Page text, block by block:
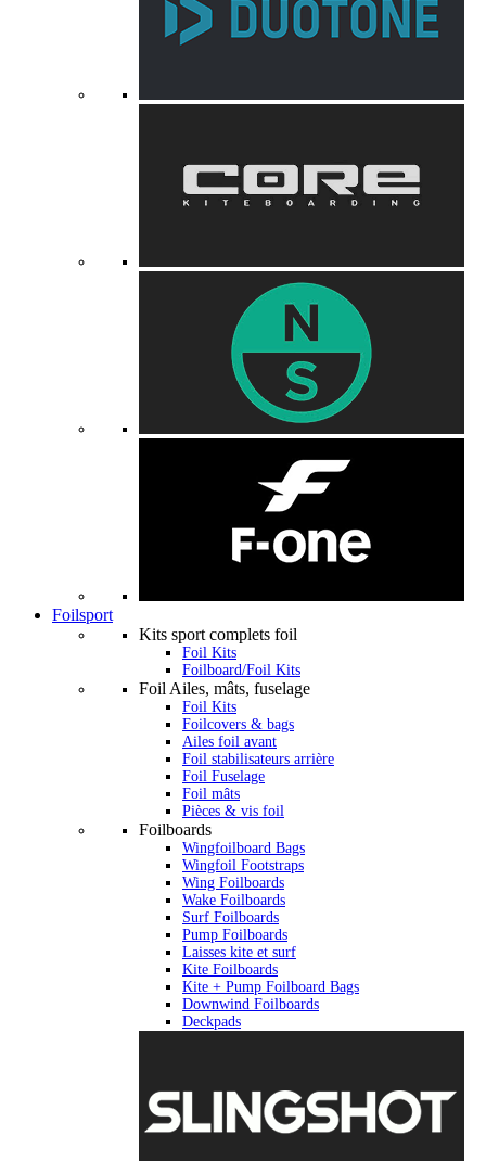
Foilsport
Kits sport complets foil
Foil Kits
Foilboard/Foil Kits
Foil Ailes, mâts, fuselage
Foil Kits
Foilcovers & bags
Ailes foil avant
Foil stabilisateurs arrière
Foil Fuselage
Foil mâts
Pièces & vis foil
Foilboards
Wingfoilboard Bags
Wingfoil Footstraps
Wing Foilboards
Wake Foilboards
Surf Foilboards
Pump Foilboards
Laisses kite et surf
Kite Foilboards
Kite + Pump Foilboard Bags
Downwind Foilboards
Deckpads